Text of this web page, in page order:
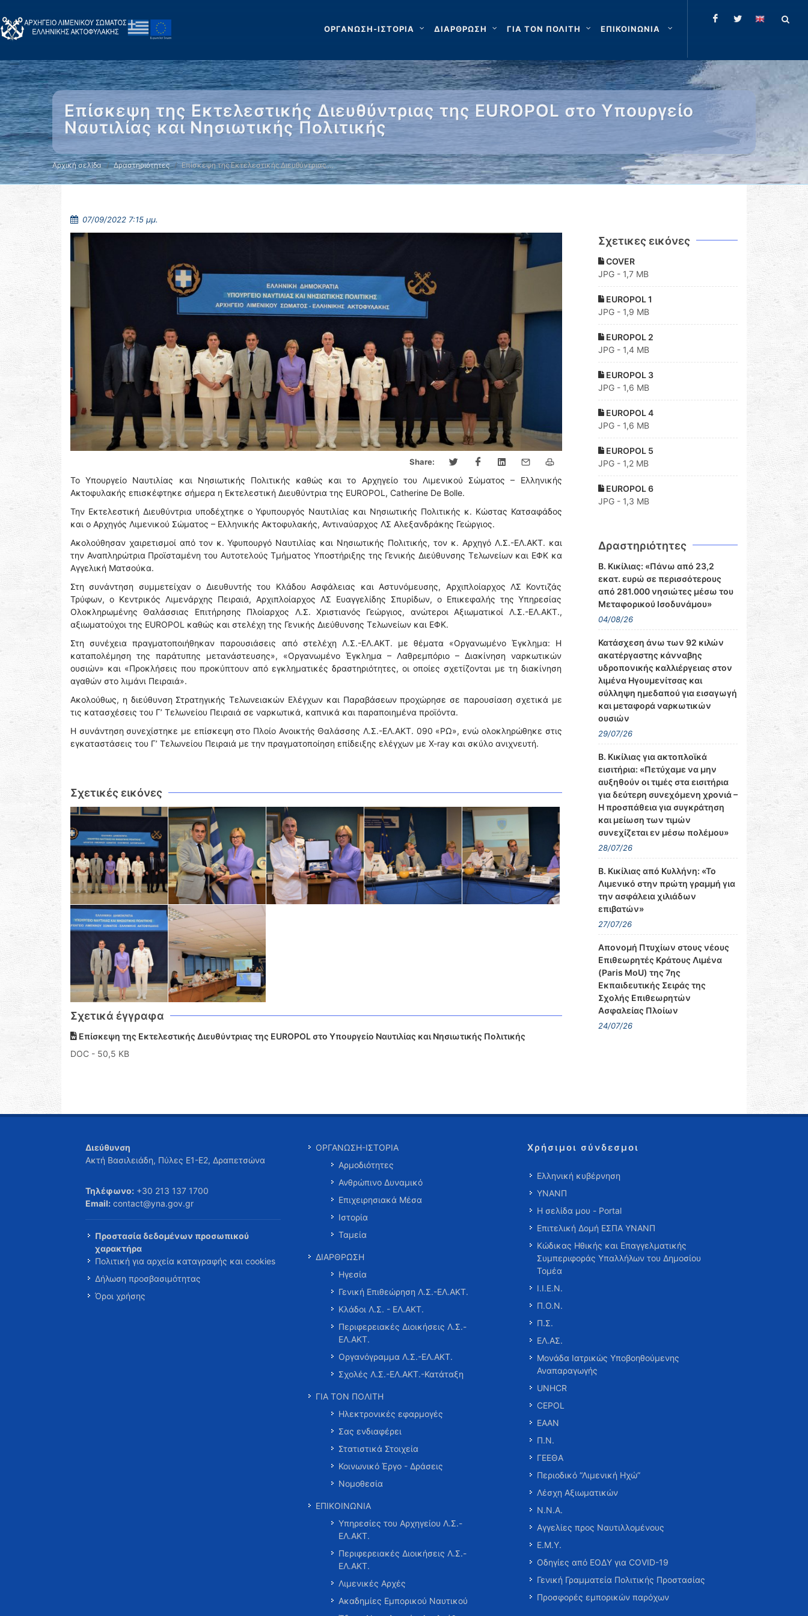
ΟΡΓΑΝΩΣΗ-ΙΣΤΟΡΙΑ ΔΙΑΡΘΡΩΣΗ ΓΙΑ ΤΟΝ ΠΟΛΙΤΗ ΕΠΙΚΟΙΝΩΝΙΑ
Επίσκεψη της Εκτελεστικής Διευθύντριας της EUROPOL στο Υπουργείο
Ναυτιλίας και Νησιωτικής Πολιτικής
Αρχική σελίδα Δραστηριότητες Επίσκεψη της Εκτελεστικής Διευθύντριας …
07/09/2022 7:15 μμ.
Share:
To Υπουργείο Ναυτιλίας και Νησιωτικής Πολιτικής καθώς και το Αρχηγείο του Λιμενικού Σώματος – Ελληνικής
Ακτοφυλακής επισκέφτηκε σήμερα η Εκτελεστική Διευθύντρια της EUROPOL, Catherine De Bolle.
Την Εκτελεστική Διευθύντρια υποδέχτηκε ο Υφυπουργός Ναυτιλίας και Νησιωτικής Πολιτικής κ. Κώστας Κατσαφάδος
και ο Αρχηγός Λιμενικού Σώματος – Ελληνικής Ακτοφυλακής, Αντιναύαρχος ΛΣ Αλεξανδράκης Γεώργιος.
Ακολούθησαν χαιρετισμοί από τον κ. Υφυπουργό Ναυτιλίας και Νησιωτικής Πολιτικής, τον κ. Αρχηγό Λ.Σ.-ΕΛ.ΑΚΤ. και
την Αναπληρώτρια Προϊσταμένη του Αυτοτελούς Τμήματος Υποστήριξης της Γενικής Διεύθυνσης Τελωνείων και ΕΦΚ κα
Αγγελική Ματσούκα.
Στη συνάντηση συμμετείχαν ο Διευθυντής του Κλάδου Ασφάλειας και Αστυνόμευσης, Αρχιπλοίαρχος ΛΣ Κοντιζάς
Τρύφων, ο Κεντρικός Λιμενάρχης Πειραιά, Αρχιπλοίαρχος ΛΣ Ευαγγελίδης Σπυρίδων, ο Επικεφαλής της Υπηρεσίας
Ολοκληρωμένης Θαλάσσιας Επιτήρησης Πλοίαρχος Λ.Σ. Χριστιανός Γεώργιος, ανώτεροι Αξιωματικοί Λ.Σ.-ΕΛ.ΑΚΤ.,
αξιωματούχοι της EUROPOL καθώς και στελέχη της Γενικής Διεύθυνσης Τελωνείων και ΕΦΚ.
Στη συνέχεια πραγματοποιήθηκαν παρουσιάσεις από στελέχη Λ.Σ.-ΕΛ.ΑΚΤ. με θέματα «Οργανωμένο Έγκλημα: Η
καταπολέμηση της παράτυπης μετανάστευσης», «Οργανωμένο Έγκλημα – Λαθρεμπόριο – Διακίνηση ναρκωτικών
ουσιών» και «Προκλήσεις που προκύπτουν από εγκληματικές δραστηριότητες, οι οποίες σχετίζονται με τη διακίνηση
αγαθών στο λιμάνι Πειραιά».
Ακολούθως, η διεύθυνση Στρατηγικής Τελωνειακών Ελέγχων και Παραβάσεων προχώρησε σε παρουσίαση σχετικά με
τις κατασχέσεις του Γ’ Τελωνείου Πειραιά σε ναρκωτικά, καπνικά και παραποιημένα προϊόντα.
Η συνάντηση συνεχίστηκε με επίσκεψη στο Πλοίο Ανοικτής Θαλάσσης Λ.Σ.-ΕΛ.ΑΚΤ. 090 «ΡΩ», ενώ ολοκληρώθηκε στις
εγκαταστάσεις του Γ’ Τελωνείου Πειραιά με την πραγματοποίηση επίδειξης ελέγχων με X-ray και σκύλο ανιχνευτή.
Σχετικές εικόνες
Σχετικά έγγραφα
Επίσκεψη της Εκτελεστικής Διευθύντριας της EUROPOL στο Υπουργείο Ναυτιλίας και Νησιωτικής Πολιτικής
DOC - 50,5 KB
Σχετικες εικόνες
COVER
JPG - 1,7 MB
EUROPOL 1
JPG - 1,9 MB
EUROPOL 2
JPG - 1,4 MB
EUROPOL 3
JPG - 1,6 MB
EUROPOL 4
JPG - 1,6 MB
EUROPOL 5
JPG - 1,2 MB
EUROPOL 6
JPG - 1,3 MB
Δραστηριότητες
Β. Κικίλιας: «Πάνω από 23,2
εκατ. ευρώ σε περισσότερους
από 281.000 νησιώτες μέσω του
Μεταφορικού Ισοδυνάμου»
04/08/26
Κατάσχεση άνω των 92 κιλών
ακατέργαστης κάνναβης
υδροπονικής καλλιέργειας στον
λιμένα Ηγουμενίτσας και
σύλληψη ημεδαπού για εισαγωγή
και μεταφορά ναρκωτικών
ουσιών
29/07/26
Β. Κικίλιας για ακτοπλοϊκά
εισιτήρια: «Πετύχαμε να μην
αυξηθούν οι τιμές στα εισιτήρια
για δεύτερη συνεχόμενη χρονιά –
Η προσπάθεια για συγκράτηση
και μείωση των τιμών
συνεχίζεται εν μέσω πολέμου»
28/07/26
Β. Κικίλιας από Κυλλήνη: «Το
Λιμενικό στην πρώτη γραμμή για
την ασφάλεια χιλιάδων
επιβατών»
27/07/26
Απονομή Πτυχίων στους νέους
Επιθεωρητές Κράτους Λιμένα
(Paris MoU) της 7ης
Εκπαιδευτικής Σειράς της
Σχολής Επιθεωρητών
Ασφαλείας Πλοίων
24/07/26
Διεύθυνση
Ακτή Βασιλειάδη, Πύλες Ε1-Ε2, Δραπετσώνα
Τηλέφωνο: +30 213 137 1700
Email: contact@yna.gov.gr
Προστασία δεδομένων προσωπικού
χαρακτήρα
Πολιτική για αρχεία καταγραφής και cookies
Δήλωση προσβασιμότητας
Όροι χρήσης
ΟΡΓΑΝΩΣΗ-ΙΣΤΟΡΙΑ
Αρμοδιότητες
Ανθρώπινο Δυναμικό
Επιχειρησιακά Μέσα
Ιστορία
Ταμεία
ΔΙΑΡΘΡΩΣΗ
Ηγεσία
Γενική Επιθεώρηση Λ.Σ.-ΕΛ.ΑΚΤ.
Κλάδοι Λ.Σ. - ΕΛ.ΑΚΤ.
Περιφερειακές Διοικήσεις Λ.Σ.-
ΕΛ.ΑΚΤ.
Οργανόγραμμα Λ.Σ.-ΕΛ.ΑΚΤ.
Σχολές Λ.Σ.-ΕΛ.ΑΚΤ.-Κατάταξη
ΓΙΑ ΤΟΝ ΠΟΛΙΤΗ
Ηλεκτρονικές εφαρμογές
Σας ενδιαφέρει
Στατιστικά Στοιχεία
Κοινωνικό Έργο - Δράσεις
Νομοθεσία
ΕΠΙΚΟΙΝΩΝΙΑ
Υπηρεσίες του Αρχηγείου Λ.Σ.-
ΕΛ.ΑΚΤ.
Περιφερειακές Διοικήσεις Λ.Σ.-
ΕΛ.ΑΚΤ.
Λιμενικές Αρχές
Ακαδημίες Εμπορικού Ναυτικού
Χρήσιμοι σύνδεσμοι
Ελληνική κυβέρνηση
ΥΝΑΝΠ
Η σελίδα μου - Portal
Επιτελική Δομή ΕΣΠΑ ΥΝΑΝΠ
Κώδικας Ηθικής και Επαγγελματικής
Συμπεριφοράς Υπαλλήλων του Δημοσίου
Τομέα
Ι.Ι.Ε.Ν.
Π.Ο.Ν.
Π.Σ.
ΕΛ.ΑΣ.
Μονάδα Ιατρικώς Υποβοηθούμενης
Αναπαραγωγής
UNHCR
CEPOL
ΕΑΑΝ
Π.Ν.
ΓΕΕΘΑ
Περιοδικό “Λιμενική Ηχώ”
Λέσχη Αξιωματικών
Ν.Ν.Α.
Αγγελίες προς Ναυτιλλομένους
Ε.Μ.Υ.
Οδηγίες από ΕΟΔΥ για COVID-19
Γενική Γραμματεία Πολιτικής Προστασίας
Προσφορές εμπορικών παρόχων